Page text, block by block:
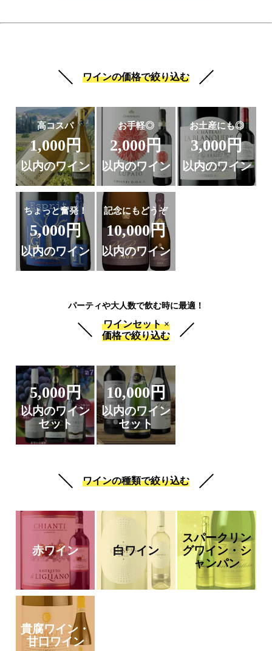
ワインの価格で絞り込む
高コスパ
1,000円
以内のワイン
お手軽◎
2,000円
以内のワイン
お土産にも◎
3,000円
以内のワイン
ちょっと奮発！
5,000円
以内のワイン
記念にもどうぞ
10,000円
以内のワイン
パーティや大人数で飲む時に最適！
ワインセット ×
価格で絞り込む
5,000円
以内のワイン
セット
10,000円
以内のワイン
セット
ワインの種類で絞り込む
赤ワイン 白ワイン
スパークリン
グワイン・シ
ャンパン
貴腐ワイン・
甘口ワイン